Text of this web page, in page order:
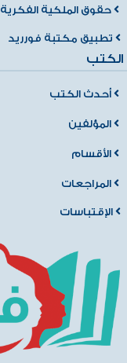
حقوق الملكية الفكرية
تطبيق مكتبة فورريد
الكتب
أحدث الكتب
المؤلفين
الأقسام
المراجعات
الإقتباسات